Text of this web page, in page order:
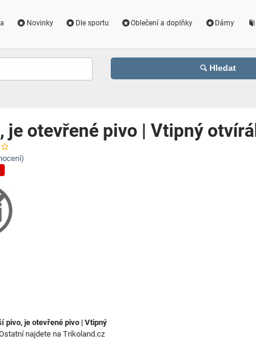
Novinky Dle sportu Oblečení a doplňky Dámy
Hledat
otevřené pivo | Vtipný
pivo, je otevřené pivo | Vtipný
najdete na Trikoland.cz